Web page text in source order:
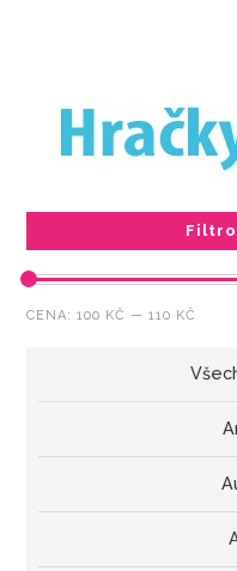
Minimální
Maximální
CENA:100 KČ —110 KČ